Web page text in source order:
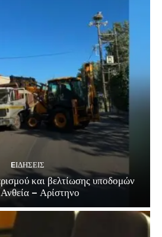
EΙΔΗΣΕΙΣ
και βελτίωσης υποδομών
– Αρίστηνο